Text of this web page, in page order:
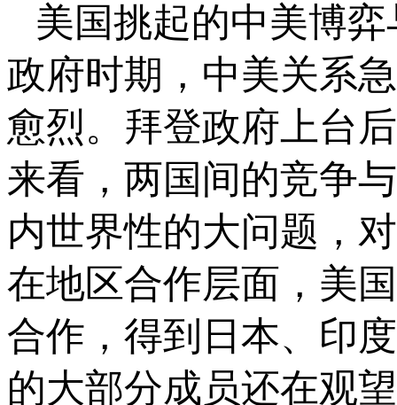
美国挑起的中美博
政府时期，中美关系
愈烈。拜登政府上台
来看，两国间的竞争
内世界性的大问题，
在地区合作层面，美
合作，得到日本、印
的大部分成员还在观